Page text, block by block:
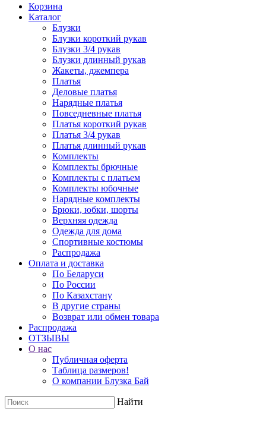
Корзина
Каталог
Блузки
Блузки короткий рукав
Блузки 3/4 рукав
Блузки длинный рукав
Жакеты, джемпера
Платья
Деловые платья
Нарядные платья
Повседневные платья
Платья короткий рукав
Платья 3/4 рукав
Платья длинный рукав
Комплекты
Комплекты брючные
Комплекты с платьем
Комплекты юбочные
Нарядные комплекты
Брюки, юбки, шорты
Верхняя одежда
Одежда для дома
Спортивные костюмы
Распродажа
Оплата и доставка
По Беларуси
По России
По Казахстану
В другие страны
Возврат или обмен товара
Распродажа
ОТЗЫВЫ
О нас
Публичная оферта
Таблица размеров!
О компании Блузка Бай
Найти